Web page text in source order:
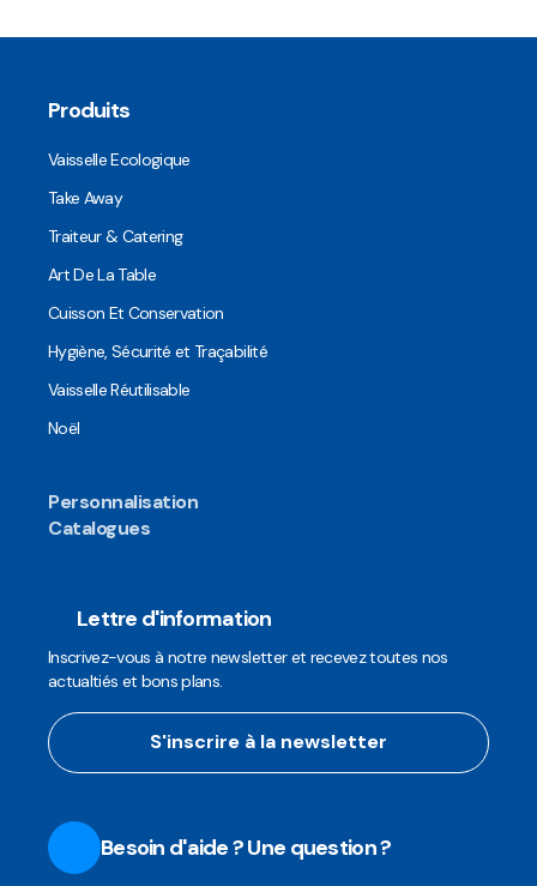
Produits
Vaisselle Ecologique
Take Away
Traiteur & Catering
Art De La Table
Cuisson Et Conservation
Hygiène, Sécurité et Traçabilité
Vaisselle Réutilisable
Noël
Personnalisation
Catalogues
Lettre d'information
Inscrivez-vous à notre newsletter et recevez toutes nos
actualtiés et bons plans.
S'inscrire à la newsletter
Besoin d'aide ? Une question ?